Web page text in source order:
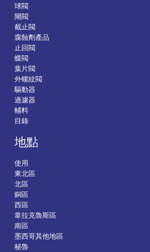
球閥
閘閥
截止閥
腐蝕劑產品
止回閥
蝶閥
葉片閥
外螺紋閥
驅動器
過濾器
輔料
目錄
地點
使用
東北區
北區
銅區
西區
韋拉克魯斯區
南區
墨西哥其他地區
秘魯